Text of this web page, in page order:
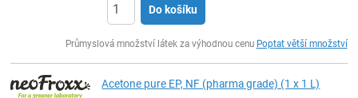
Do košíku
Průmyslová množství látek za výhodnou cenu Poptat větší množství
Acetone pure EP, NF (pharma grade) (1 x 1 L)